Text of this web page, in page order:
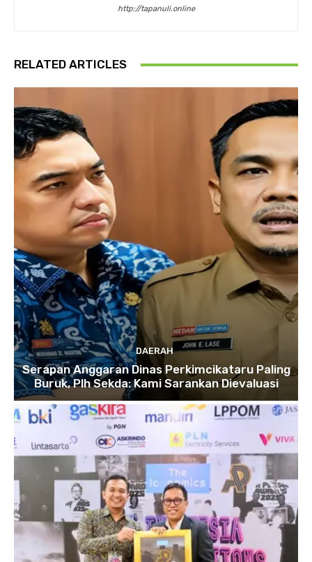
http://tapanuli.online
RELATED ARTICLES
DAERAH
Serapan Anggaran Dinas Perkimcikataru Paling
Buruk, Plh Sekda: Kami Sarankan Dievaluasi